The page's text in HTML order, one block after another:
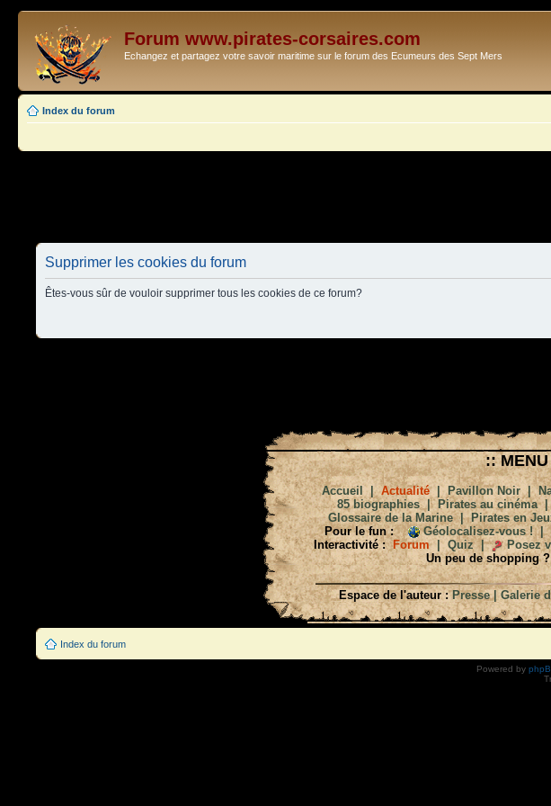
Forum www.pirates-corsaires.com
Echangez et partagez votre savoir maritime sur le forum des Ecumeurs des Sept Mers
Index du forum
Supprimer les cookies du forum
Êtes-vous sûr de vouloir supprimer tous les cookies de ce forum?
::
Accueil |Actualité|Pavillon Noir|
85 biographies| Pirates au cinéma
Glossaire de la Marine|Pirates en
Pour le fun :
Géolocalisez-vous !|
Interactivité : Forum| Quiz| Posez
Un peu de shopping ?
Espace de l'auteur : Presse|Galerie
Index du forum
Powered by